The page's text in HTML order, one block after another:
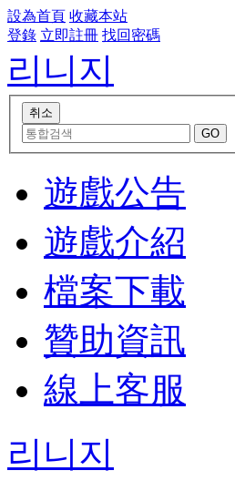
設為首頁 收藏本站
登錄 立即註冊 找回密碼
리니지
遊戲公告
遊戲介紹
檔案下載
贊助資訊
線上客服
리니지